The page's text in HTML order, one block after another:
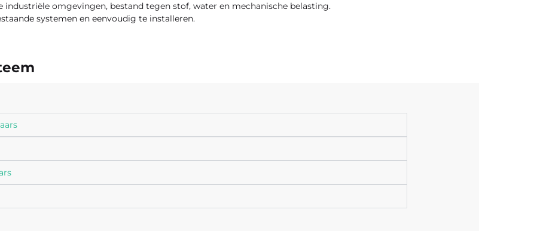
omgevingen, bestand tegen stof, water en mechanische belasting.
systemen en eenvoudig te installeren.